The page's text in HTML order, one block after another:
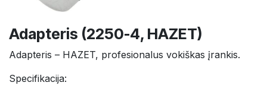
Adapteris (2250-4, HAZET)
Adapteris – HAZET, profesionalus vokiškas įrankis.
Specifikacija: